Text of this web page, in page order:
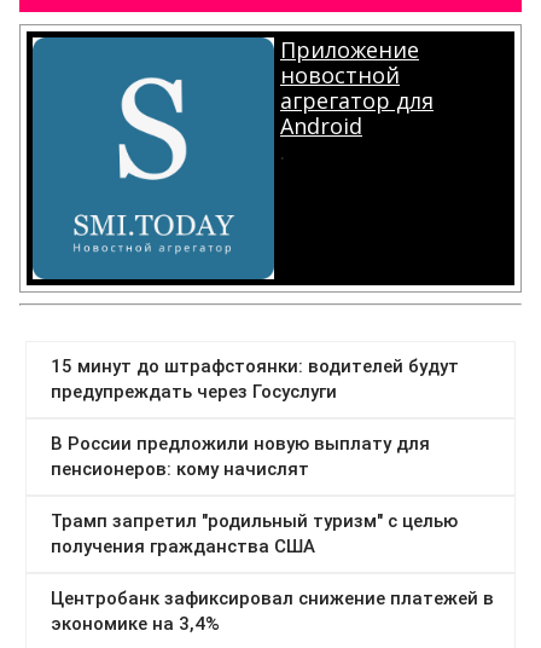
Приложение
новостной
агрегатор для
Android
.